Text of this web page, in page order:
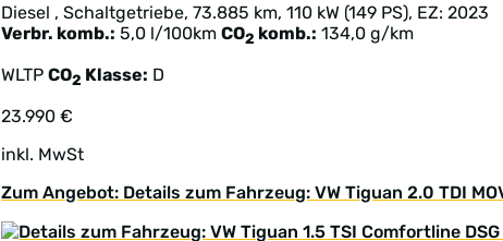
Diesel , Schaltgetriebe, 73.885 km, 110 kW (149 PS), EZ: 2023
Verbr. komb.: 5,0 l/100km CO2 komb.: 134,0 g/km
WLTPCO2 Klasse: D
23.990 €
inkl. MwSt
Zum Angebot: Details zum Fahrzeug: VW Tiguan 2.0 TDI